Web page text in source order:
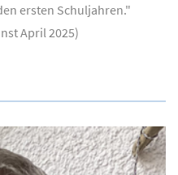
ersten Schuljahren."
April 2025)